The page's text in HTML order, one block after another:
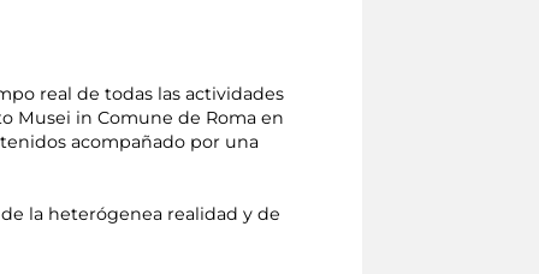
real de todas las actividades
Musei in Comune de Roma en
acompañado por una
la heterógenea realidad y de